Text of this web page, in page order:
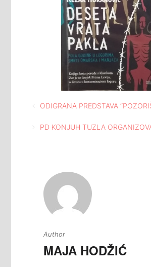
Navigacija
članaka
PD KONJUH TUZLA ORGANIZOVAO GODIŠNJU SKUPŠTINU UDRUŽENJA U
Author
MAJA HODŽIĆ